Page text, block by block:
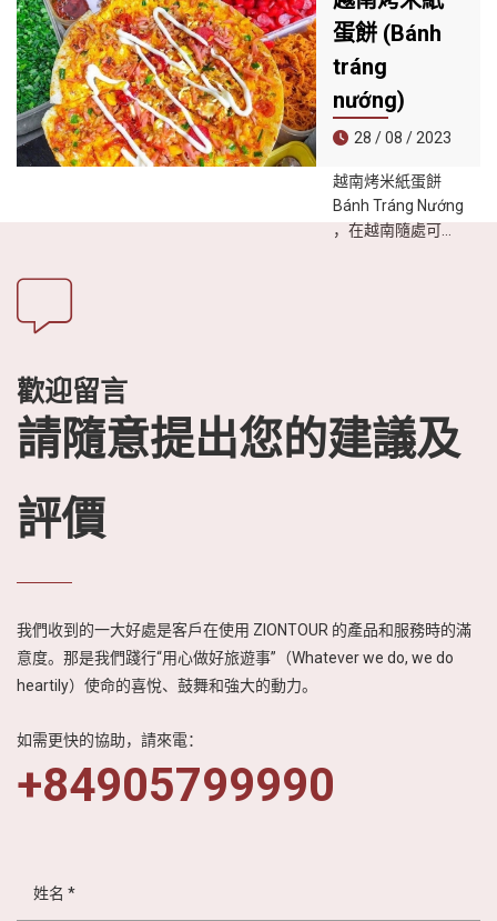
道菜，吃法十分
多，包括包生菜和
其他配料成米紙
捲、軟化米紙後沾
醬料食用，是學校
或辦公室中常出現
蛋餅 (Bánh
tráng
nướng)
28 / 08 / 2023
越南烤米紙蛋餅
Bánh Tráng Nướng
，在越南隨處可見
當作基底，鋪上蔥
花、蝦米、牛肉乾
所以當地人也給它
薩越南的可愛外
歡迎留言
請隨意提出您的建議及
評價
我們收到的一大好處是客戶在使用 ZIONTOUR 的產品和服務時的滿
意度。那是我們踐行“用心做好旅遊事”（Whatever we do, we do
heartily）使命的喜悅、鼓舞和強大的動力。
如需更快的協助，請來電：
+84905799990